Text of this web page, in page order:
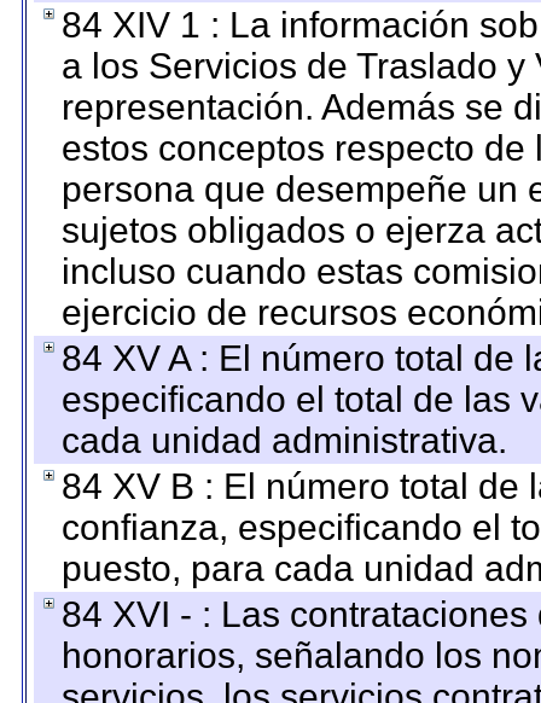
84 XIV 1 : La información
a los Servicios de Traslado
representación. Además se
estos conceptos respecto
persona que desempeñe un
sujetos obligados o ejerza
incluso cuando estas
ejercicio de recursos
84 XV A : El número total de
especificando el total de las
cada unidad administrativa.
84 XV B : El número total de
confianza, especificando el
puesto, para cada unidad
84 XVI - : Las
honorarios, señalando los